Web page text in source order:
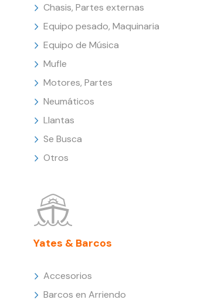
Chasis, Partes externas
Equipo pesado, Maquinaria
Equipo de Música
Mufle
Motores, Partes
Neumáticos
Llantas
Se Busca
Otros
Yates & Barcos
Accesorios
Barcos en Arriendo